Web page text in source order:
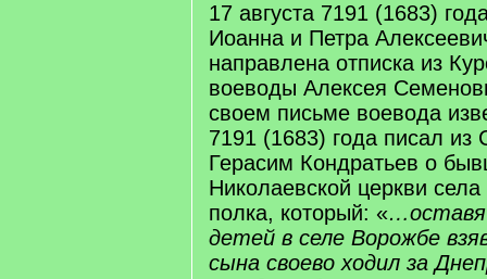
17 августа 7191 (1683)
Иоанна и Петра
направлена отписка из
воеводы Алексея
своем письме воевода
7191 (1683) года писал из
Герасим Кондратьев о
Николаевской церкви
полка, который: «
детей в селе Ворожбе
сына своево ходил за